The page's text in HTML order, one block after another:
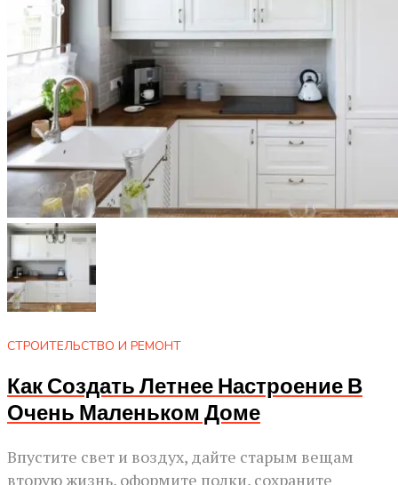
СТРОИТЕЛЬСТВО И РЕМОНТ
Как Создать Летнее Настроение В
Очень Маленьком Доме
Впустите свет и воздух, дайте старым вещам
вторую жизнь, оформите полки, сохраните